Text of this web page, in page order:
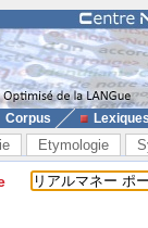
Corpus
Etymologie